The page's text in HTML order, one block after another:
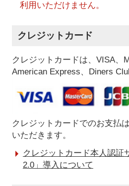
利用いただけません。
クレジットカード
クレジットカードは、VISA、
American Express、Diners
クレジットカードでのお支払
いただきます。
クレジットカード本人認証
2.0」導入について